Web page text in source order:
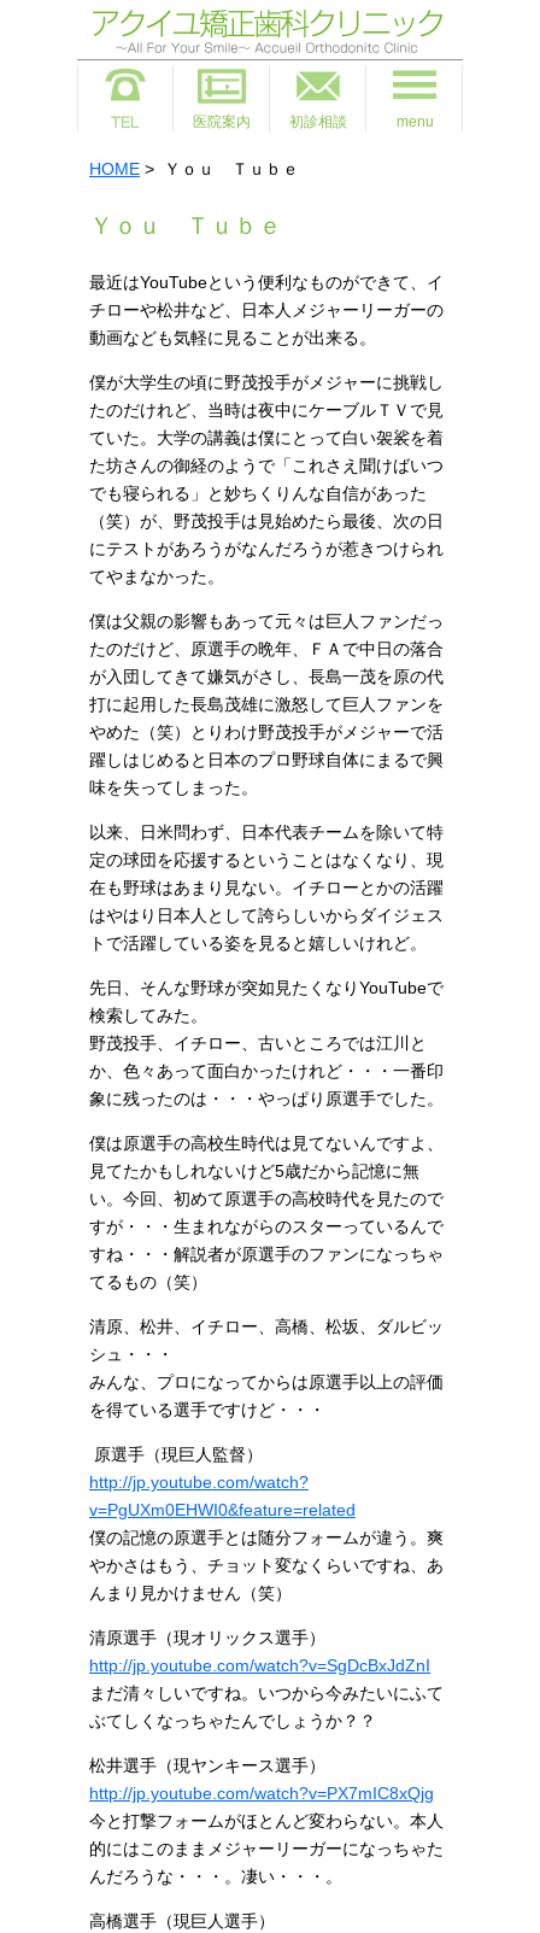
医院案内 初診相談 menu
HOME > Ｙｏｕ Ｔｕｂｅ
Ｙｏｕ Ｔｕｂｅ
最近はYouTubeという便利なものができて、イ
チローや松井など、日本人メジャーリーガーの
動画なども気軽に見ることが出来る。
僕が大学生の頃に野茂投手がメジャーに挑戦し
たのだけれど、当時は夜中にケーブルＴＶで見
ていた。大学の講義は僕にとって白い袈裟を着
た坊さんの御経のようで「これさえ聞けばいつ
でも寝られる」と妙ちくりんな自信があった
（笑）が、野茂投手は見始めたら最後、次の日
にテストがあろうがなんだろうが惹きつけられ
てやまなかった。
僕は父親の影響もあって元々は巨人ファンだっ
たのだけど、原選手の晩年、ＦＡで中日の落合
が入団してきて嫌気がさし、長島一茂を原の代
打に起用した長島茂雄に激怒して巨人ファンを
やめた（笑）とりわけ野茂投手がメジャーで活
躍しはじめると日本のプロ野球自体にまるで興
味を失ってしまった。
以来、日米問わず、日本代表チームを除いて特
定の球団を応援するということはなくなり、現
在も野球はあまり見ない。イチローとかの活躍
はやはり日本人として誇らしいからダイジェス
トで活躍している姿を見ると嬉しいけれど。
先日、そんな野球が突如見たくなりYouTubeで
検索してみた。
野茂投手、イチロー、古いところでは江川と
か、色々あって面白かったけれど・・・一番印
象に残ったのは・・・やっぱり原選手でした。
僕は原選手の高校生時代は見てないんですよ、
見てたかもしれないけど5歳だから記憶に無
い。今回、初めて原選手の高校時代を見たので
すが・・・生まれながらのスターっているんで
すね・・・解説者が原選手のファンになっちゃ
てるもの（笑）
清原、松井、イチロー、高橋、松坂、ダルビッ
シュ・・・
みんな、プロになってからは原選手以上の評価
を得ている選手ですけど・・・
原選手（現巨人監督）
http://jp.youtube.com/watch?
v=PgUXm0EHWI0&feature=related
僕の記憶の原選手とは随分フォームが違う。爽
やかさはもう、チョット変なくらいですね、あ
んまり見かけません（笑）
清原選手（現オリックス選手）
http://jp.youtube.com/watch?v=SgDcBxJdZnI
まだ清々しいですね。いつから今みたいにふて
ぶてしくなっちゃたんでしょうか？？
松井選手（現ヤンキース選手）
http://jp.youtube.com/watch?v=PX7mIC8xQjg
今と打撃フォームがほとんど変わらない。本人
的にはこのままメジャーリーガーになっちゃた
んだろうな・・・。凄い・・・。
高橋選手（現巨人選手）